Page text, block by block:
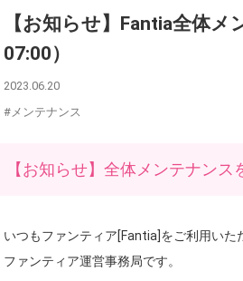
【お知らせ】Fantia全体
07:00）
2023.06.20
#メンテナンス
【お知らせ】全体メンテナン
いつもファンティア[Fantia]をご利用いた
ファンティア運営事務局です。